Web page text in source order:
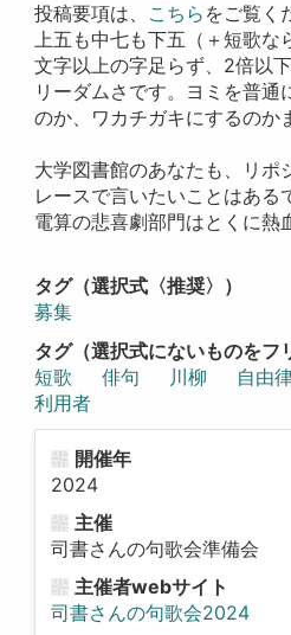
投稿要項は、 こちら をご覧く
上五も中七も下五（＋短歌な
文字以上の字足らず、2倍以
リーダムさです。ヨミを普通
のか、ワカチガキにするのか
大学図書館のあなたも、リポ
レースで言いたいことはある
電算の悲喜劇部門はとくに熱
タグ（選択式〈推奨〉）
募集
タグ（選択式にないものをフ
短歌
俳句 川柳 自由
利用者
開催年
2024
主催
司書さんの句歌会準備会
主催者webサイト
司書さんの句歌会2024